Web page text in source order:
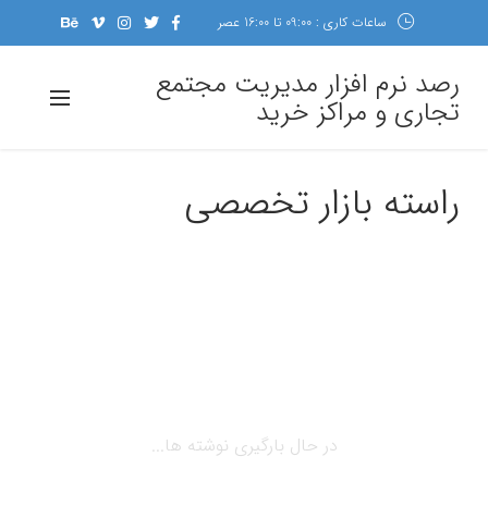
ساعات کاری : 09:00 تا 16:00 عصر
رصد نرم افزار مدیریت مجتمع
تجاری و مراکز خرید
راسته بازار تخصصی
در حال بارگیری نوشته ها...